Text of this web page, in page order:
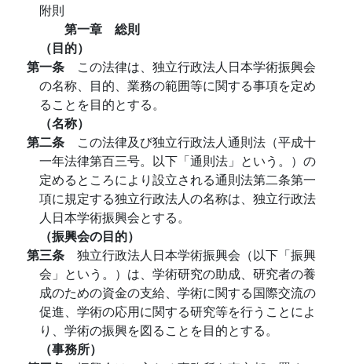
附則
第一章 総則
（目的）
第一条 この法律は、独立行政法人日本学術振興会
の名称、目的、業務の範囲等に関する事項を定め
ることを目的とする。
（名称）
第二条 この法律及び独立行政法人通則法（平成十
一年法律第百三号。以下「通則法」という。）の
定めるところにより設立される通則法第二条第一
項に規定する独立行政法人の名称は、独立行政法
人日本学術振興会とする。
（振興会の目的）
第三条 独立行政法人日本学術振興会（以下「振興
会」という。）は、学術研究の助成、研究者の養
成のための資金の支給、学術に関する国際交流の
促進、学術の応用に関する研究等を行うことによ
り、学術の振興を図ることを目的とする。
（事務所）